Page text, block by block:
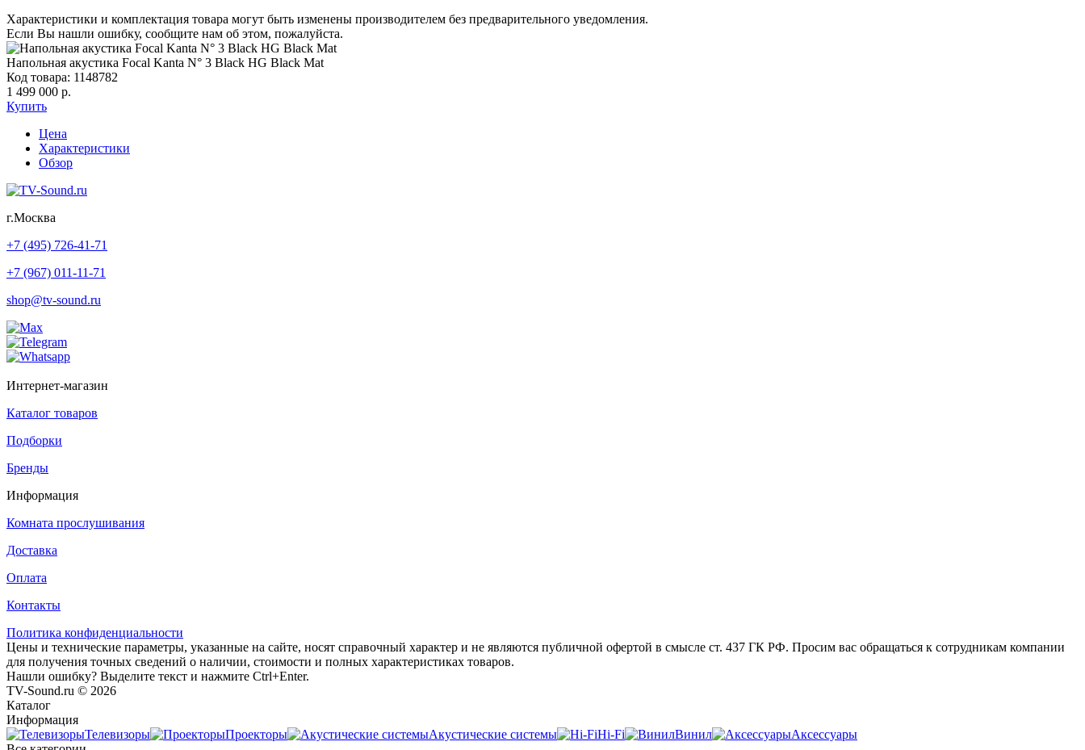
Характеристики и комплектация товара могут быть изменены производителем без предварительного уведомления.
Если Вы нашли ошибку, сообщите нам об этом, пожалуйста.
Напольная акустика Focal Kanta N° 3 Black HG Black Mat
Код товара: 1148782
1 499 000 р.
Купить
Цена
Характеристики
Обзор
г.Москва
+7 (495) 726-41-71
+7 (967) 011-11-71
shop@tv-sound.ru
Интернет-магазин
Каталог товаров
Подборки
Бренды
Информация
Комната прослушивания
Доставка
Оплата
Контакты
Политика конфиденциальности
Цены и технические параметры, указанные на сайте, носят справочный характер и не являются публичной офертой в смысле ст. 437 ГК РФ. Просим вас обращаться к сотрудникам компании
для получения точных сведений о наличии, стоимости и полных характеристиках товаров.
Нашли ошибку? Выделите текст и нажмите Ctrl+Enter.
TV-Sound.ru © 2026
Каталог
Информация
Телевизоры
Проекторы Акустические системы Hi-Fi Винил
Аксессуары